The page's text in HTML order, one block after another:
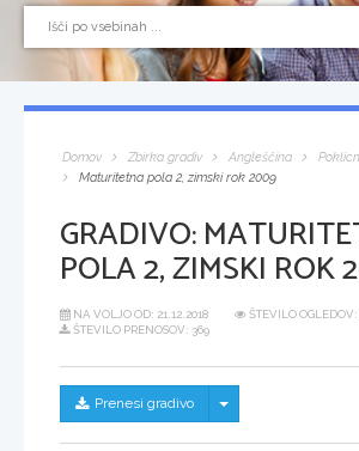
Domov Zbirka gradiv Angleščina
Maturitetna pola 2, zimski rok 2009
GRADIVO:
POLA 2, ZIMSKI ROK
NA VOLJO OD: 21.12.2018
ŠTEVILO OGLEDOV:
ŠTEVILO PRENOSOV: 369
Prenesi gradivo Skrij/prikaži meni